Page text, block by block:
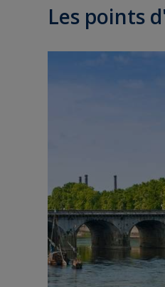
Les points